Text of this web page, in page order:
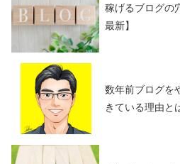
稼げるブログの
最新】
数年前ブログを
きている理由と